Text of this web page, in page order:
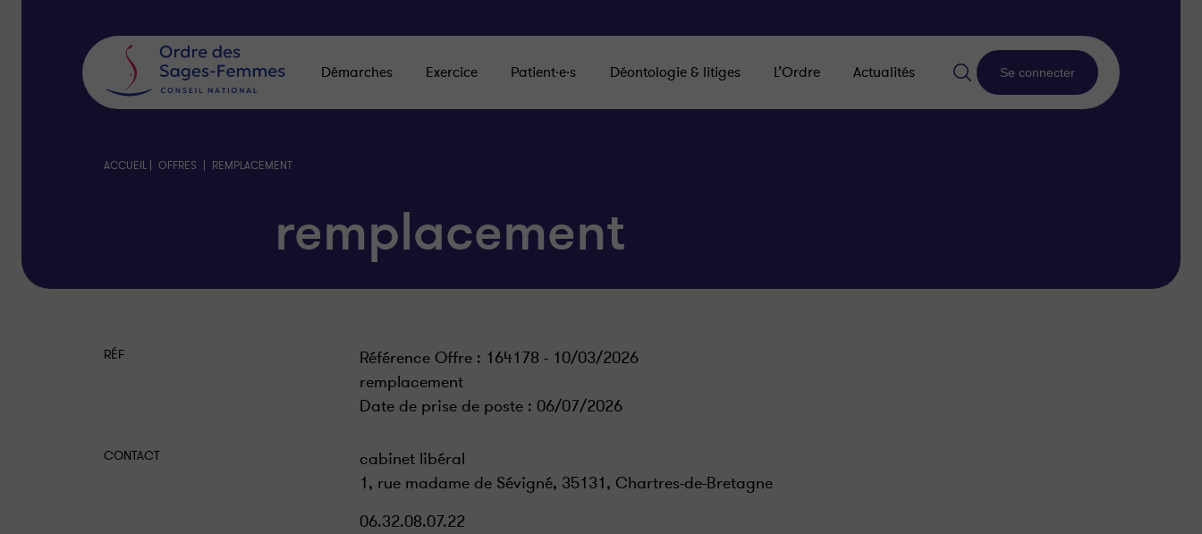
Démarches Exercice Patient·e·s Déontologie & litiges L’Ordre Actualités Se connecter
ACCUEIL | OFFRES | REMPLACEMENT
remplacement
RÉF
Référence Offre : 164178 - 10/03/2026
remplacement
Date de prise de poste : 06/07/2026
CONTACT
cabinet libéral
1, rue madame de Sévigné, 35131, Chartres-de-Bretagne
06.32.08.07.22